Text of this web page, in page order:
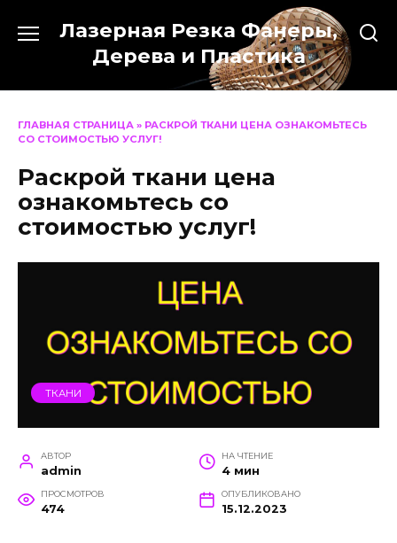
содержанию
Лазерная Резка Фанеры,
Дерева и Пластика
ГЛАВНАЯ СТРАНИЦА » РАСКРОЙ ТКАНИ ЦЕНА ОЗНАКОМЬТЕСЬ
СО СТОИМОСТЬЮ УСЛУГ!
Раскрой ткани цена
ознакомьтесь со
стоимостью услуг!
ТКАНИ
АВТОР
admin
НА ЧТЕНИЕ
4 мин
ПРОСМОТРОВ
474
ОПУБЛИКОВАНО
15.12.2023